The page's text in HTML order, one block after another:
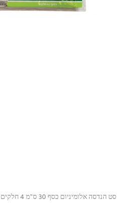
סט הנדסה אלומיניום כסף 30 ס”מ 4 חלקים CAMPUS